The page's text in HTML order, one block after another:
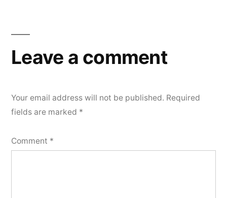
Leave a comment
Your email address will not be published. Required
fields are marked *
Comment *